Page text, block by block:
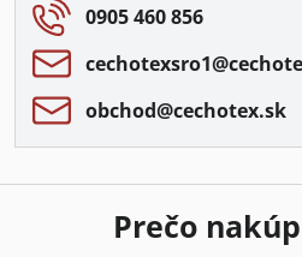
0905 460 856
obchod​@cechotex​.sk
Prečo